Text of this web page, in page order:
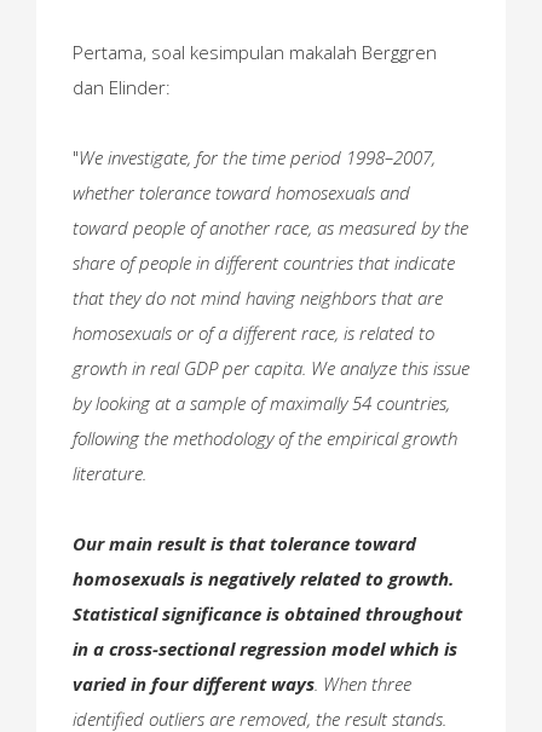
Pertama, soal kesimpulan makalah Berggren
dan Elinder:
"We investigate, for the time period 1998–2007,
whether tolerance toward homosexuals and
toward people of another race, as measured by the
share of people in different countries that indicate
that they do not mind having neighbors that are
homosexuals or of a different race, is related to
growth in real GDP per capita. We analyze this issue
by looking at a sample of maximally 54 countries,
following the methodology of the empirical growth
literature.
Our main result is that tolerance toward
homosexuals is negatively related to growth.
Statistical significance is obtained throughout
in a cross-sectional regression model which is
varied in four different ways . When three
identified outliers are removed, the result stands.